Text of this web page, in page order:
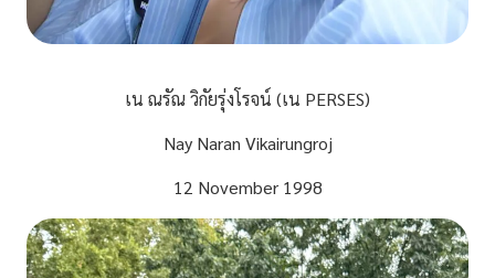
เน ณรัณ วิกัยรุ่งโรจน์ (เน PERSES)
Nay Naran Vikairungroj
12 November 1998